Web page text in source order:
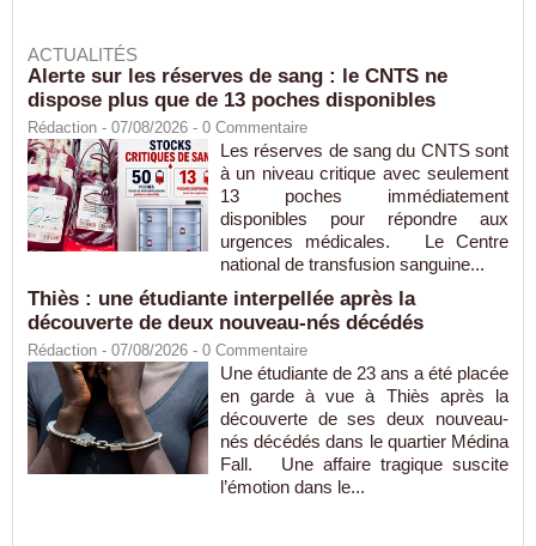
ACTUALITÉS
Alerte sur les réserves de sang : le CNTS ne
dispose plus que de 13 poches disponibles
Rédaction - 07/08/2026 - 0 Commentaire
Les réserves de sang du CNTS sont
à un niveau critique avec seulement
13 poches immédiatement
disponibles pour répondre aux
urgences médicales. Le Centre
national de transfusion sanguine...
Thiès : une étudiante interpellée après la
découverte de deux nouveau-nés décédés
Rédaction - 07/08/2026 - 0 Commentaire
Une étudiante de 23 ans a été placée
en garde à vue à Thiès après la
découverte de ses deux nouveau-
nés décédés dans le quartier Médina
Fall. Une affaire tragique suscite
l’émotion dans le...